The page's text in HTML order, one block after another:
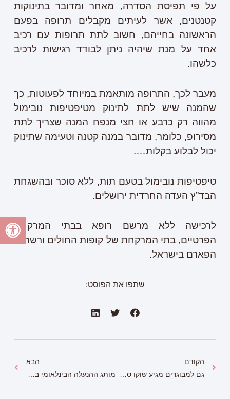
על פי תפיסת הסדרה, מאחר ומדובר בתינוקות
קטנטנים, אשר לעיתים מקבלים תרופה בפעם
הראשונה בחייהם, חשוב לתת תרופות עם רכיב
אחד על מנת שיהיה ניתן לבודד רגישות לרכיב
כלשהו.
מעבר לכך, התרופה מותאמת במיוחד לפעוטות, כך
שהמנה שיש לתת לתינוק מטיפטיפות נובימול
מהווה רק כרבע או חצי מנפח המנה שצריך לתת
מסירופ, כלומר, מדובר במנה קטנה וטעימה שתינוק
יכול לבלוע בקלות….
טיפטיפות נובימול בטעם תות, ללא סוכר ובהשגחת
הבד”ץ העדה החרדית ירושלים.
לרכישה ללא מרשם רופא בבתי המרקחת
הפרטיים, בתי המרקחת של קופות החולים ורשתות
הפארם בישראל.
שתפו את הפוסט:
הקודם
גם למבוגרים מגיע שוקו ספלנדיד
הבא